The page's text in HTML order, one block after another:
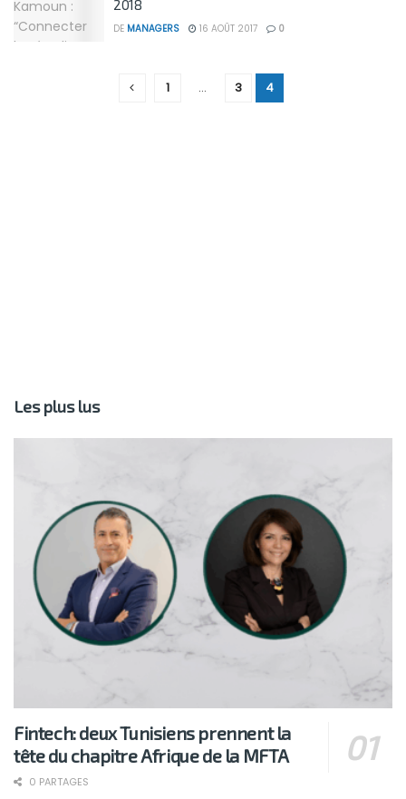
2018
DE MANAGERS 16 AOÛT 2017 0
1 … 3 4
Les plus lus
Fintech: deux Tunisiens prennent la
tête du chapitre Afrique de la MFTA
0 PARTAGES